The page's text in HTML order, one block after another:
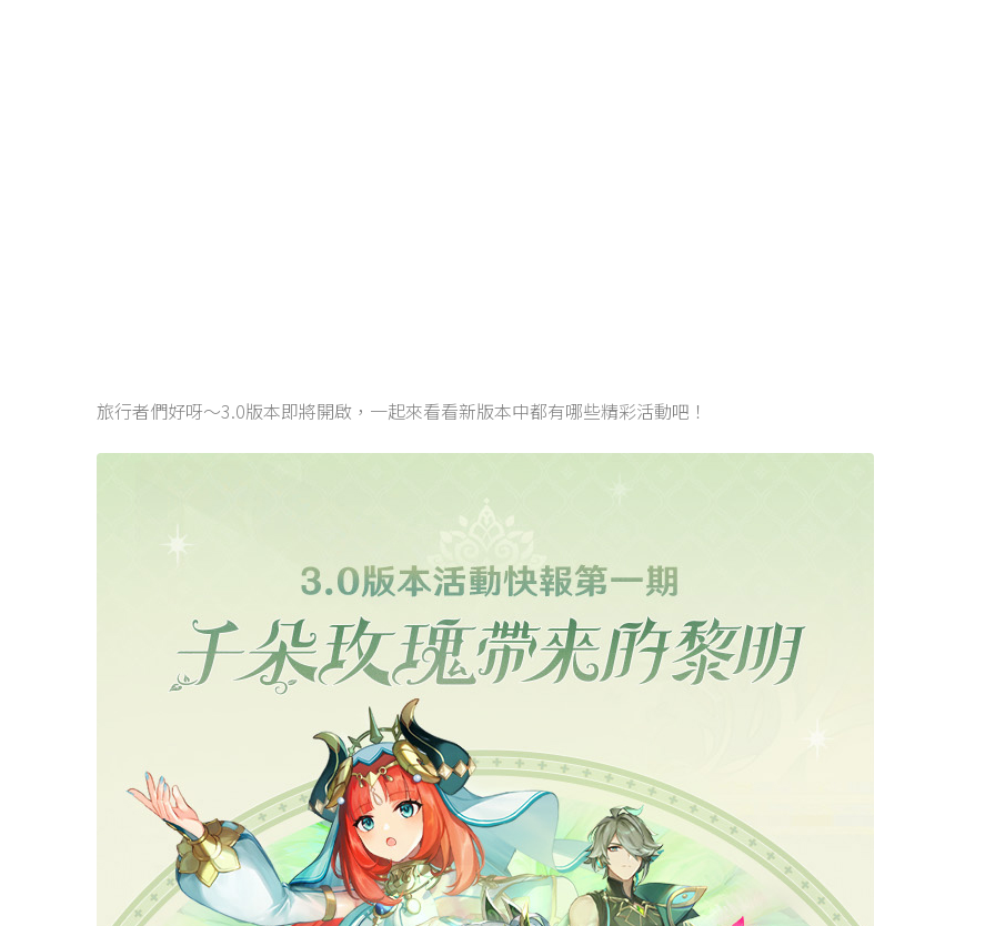
旅行者們好呀～3.0版本即將開啟，一起來看看新版本中都有哪些精彩活動吧！